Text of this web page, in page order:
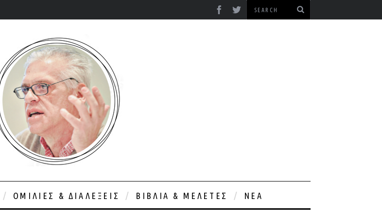
ΟΜΙΛΊΕΣ & ΔΙΑΛΈΞΕΙΣ ΒΙΒΛΊΑ & ΜΕΛΈΤΕΣ ΝΈΑ